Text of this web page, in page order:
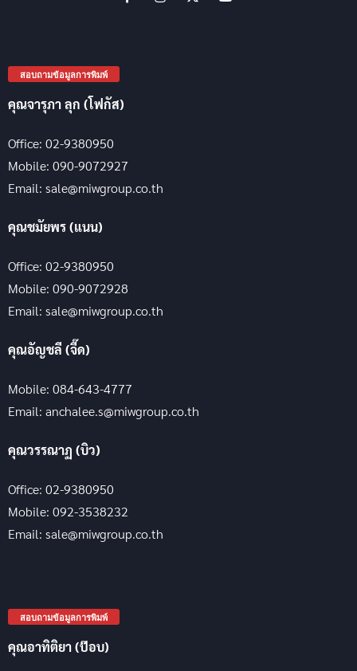
สอบถามข้อมูลการพิมพ์
คุณจารุภา ลุก (โฟกัส)
Office: 02-9380950
Mobile: 090-9072927
Email: sale@miwgroup.co.th
คุณชมัยพร (แนน)
Office: 02-9380950
Mobile: 090-9072928
Email: sale@miwgroup.co.th
คุณอัญชลี (จี๊ด)
Mobile: 084-643-4777
Email: anchalee.s@miwgroup.co.th
คุณวรรณาฏ (บิว)
Office: 02-9380950
Mobile: 092-3538232
Email: sale@miwgroup.co.th
สอบถามข้อมูลการพิมพ์
คุณอาทิติยา (ป๊อบ)